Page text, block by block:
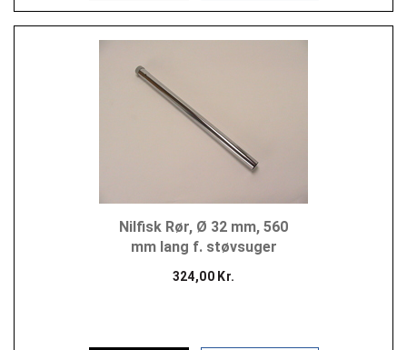
Nilfisk Rør, Ø 32 mm, 560
mm lang f. støvsuger
324,00 Kr.